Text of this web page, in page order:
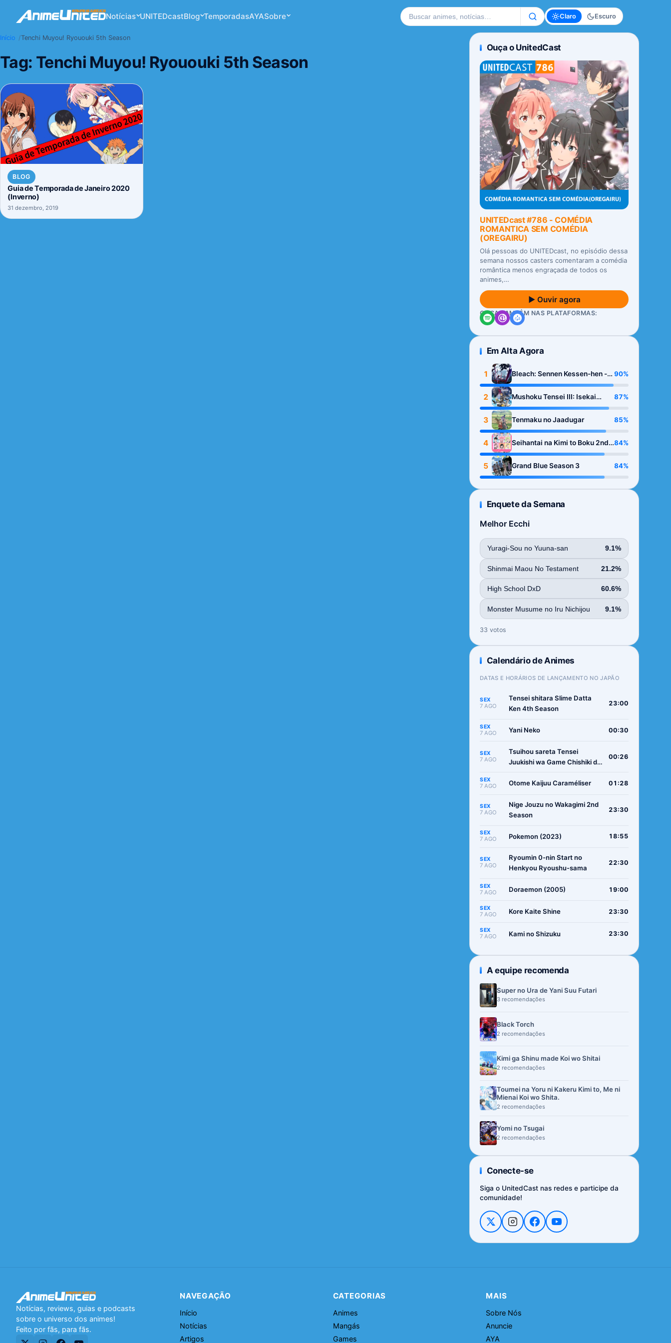
Notícias UNITEDcastBlog TemporadasAYASobre Buscar no site Claro Escuro
Início Tenchi Muyou! Ryououki 5th Season
Tag: Tenchi Muyou! Ryououki 5th Season
BLOG
Guia de Temporada de Janeiro 2020
(Inverno)
31 dezembro, 2019
Ouça o UnitedCast
UNITEDcast #786 - COMÉDIA
ROMANTICA SEM COMÉDIA
(OREGAIRU)
Olá pessoas do UNITEDcast, no episódio dessa
semana nossos casters comentaram a comédia
romântica menos engraçada de todos os
animes,…
▶ Ouvir agora
OUÇA TAMBÉM NAS PLATAFORMAS:
Em Alta Agora
1
Bleach: Sennen Kessen-hen -
Kashin-tan
90%
2
Mushoku Tensei III: Isekai
Ittara Honki Dasu
87%
3 Tenmaku no Jaadugar 85%
4
Seihantai na Kimi to Boku 2nd
Season
84%
5 Grand Blue Season 3 84%
Enquete da Semana
Melhor Ecchi
Yuragi-Sou no Yuuna-san 9.1%
Shinmai Maou No Testament 21.2%
High School DxD 60.6%
Monster Musume no Iru Nichijou 9.1%
33 votos
Calendário de Animes
DATAS E HORÁRIOS DE LANÇAMENTO NO JAPÃO
SEX
7 AGO
Tensei shitara Slime Datta
Ken 4th Season
23:00
SEX
7 AGO Yani Neko 00:30
SEX
7 AGO
Tsuihou sareta Tensei
Juukishi wa Game Chishiki de
00:26
SEX
7 AGO Otome Kaijuu Caraméliser 01:28
SEX
7 AGO
Nige Jouzu no Wakagimi 2nd
Season
23:30
SEX
7 AGO Pokemon (2023) 18:55
SEX
7 AGO
Ryoumin 0-nin Start no
Henkyou Ryoushu-sama
22:30
SEX
7 AGO Doraemon (2005) 19:00
SEX
7 AGO Kore Kaite Shine 23:30
SEX
7 AGO Kami no Shizuku 23:30
A equipe recomenda
Super no Ura de Yani Suu Futari
3 recomendações
Black Torch
2 recomendações
Kimi ga Shinu made Koi wo Shitai
2 recomendações
Toumei na Yoru ni Kakeru Kimi to, Me ni
Mienai Koi wo Shita.
2 recomendações
Yomi no Tsugai
2 recomendações
Conecte-se
Siga o UnitedCast nas redes e participe da
comunidade!
Notícias, reviews, guias e podcasts
sobre o universo dos animes!
Feito por fãs, para fãs.
NAVEGAÇÃO
Início
Notícias
Artigos
CATEGORIAS
Animes
Mangás
Games
MAIS
Sobre Nós
Anuncie
AYA